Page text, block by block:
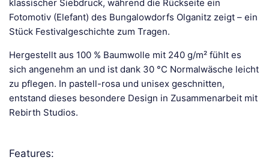
klassischer Siebdruck, während die Rückseite ein
Fotomotiv (Elefant) des Bungalowdorfs Olganitz zeigt – ein
Stück Festivalgeschichte zum Tragen.
Hergestellt aus 100 % Baumwolle mit 240 g/m² fühlt es
sich angenehm an und ist dank 30 °C Normalwäsche leicht
zu pflegen. In pastell-rosa und unisex geschnitten,
entstand dieses besondere Design in Zusammenarbeit mit
Rebirth Studios.
Features: